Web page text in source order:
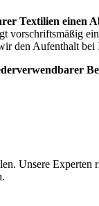
Textilien einen
vorschriftsmäßig
den Aufenthalt
Unsere